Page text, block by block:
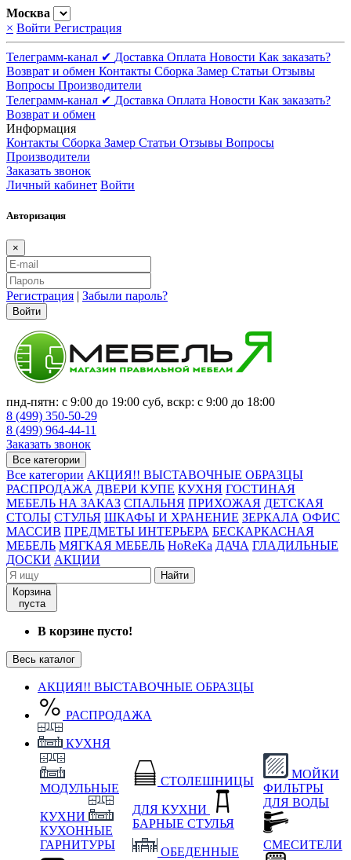
Москва
× Войти Регистрация
Телеграмм-канал ✔ Доставка Оплата Новости Как заказать?
Возврат и обмен Контакты Сборка Замер Статьи Отзывы
Вопросы Производители
Телеграмм-канал ✔ Доставка Оплата Новости Как заказать?
Возврат и обмен
Информация
Контакты Сборка Замер Статьи Отзывы Вопросы
Производители
Заказать звонок
Личный кабинет Войти
Авторизация
×
Регистрация | Забыли пароль?
Войти
пнд-пятн: с 9:00 до 19:00 суб, вскр: с 9:00 до 18:00
8 (499) 350-50-29
8 (499) 964-44-11
Заказать звонок
Все категории
Все категории АКЦИЯ!! ВЫСТАВОЧНЫЕ ОБРАЗЦЫ
РАСПРОДАЖА ДВЕРИ КУПЕ КУХНЯ ГОСТИНАЯ
МЕБЕЛЬ НА ЗАКАЗ СПАЛЬНЯ ПРИХОЖАЯ ДЕТСКАЯ
СТОЛЫ СТУЛЬЯ ШКАФЫ И ХРАНЕНИЕ ЗЕРКАЛА ОФИС
МАССИВ ПРЕДМЕТЫ ИНТЕРЬЕРА БЕСКАРКАСНАЯ
МЕБЕЛЬ МЯГКАЯ МЕБЕЛЬ HoReKa ДАЧА ГЛАДИЛЬНЫЕ
ДОСКИ АКЦИИ
Найти
Корзина
пуста
В корзине пусто!
Весь каталог
АКЦИЯ!! ВЫСТАВОЧНЫЕ ОБРАЗЦЫ
РАСПРОДАЖА
КУХНЯ
МОДУЛЬНЫЕ
КУХНИ
КУХОННЫЕ
ГАРНИТУРЫ
СТОЛЕШНИЦЫ
ДЛЯ КУХНИ
БАРНЫЕ СТУЛЬЯ
ОБЕДЕННЫЕ
МОЙКИ
ФИЛЬТРЫ
ДЛЯ ВОДЫ
СМЕСИТЕЛИ